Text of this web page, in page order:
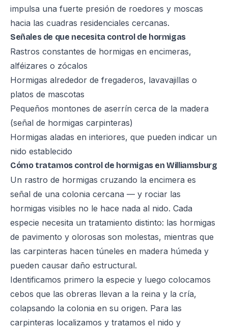
impulsa una fuerte presión de roedores y moscas
hacia las cuadras residenciales cercanas.
Señales de que necesita control de hormigas
Rastros constantes de hormigas en encimeras,
alféizares o zócalos
Hormigas alrededor de fregaderos, lavavajillas o
platos de mascotas
Pequeños montones de aserrín cerca de la madera
(señal de hormigas carpinteras)
Hormigas aladas en interiores, que pueden indicar un
nido establecido
Cómo tratamos control de hormigas en Williamsburg
Un rastro de hormigas cruzando la encimera es
señal de una colonia cercana — y rociar las
hormigas visibles no le hace nada al nido. Cada
especie necesita un tratamiento distinto: las hormigas
de pavimento y olorosas son molestas, mientras que
las carpinteras hacen túneles en madera húmeda y
pueden causar daño estructural.
Identificamos primero la especie y luego colocamos
cebos que las obreras llevan a la reina y la cría,
colapsando la colonia en su origen. Para las
carpinteras localizamos y tratamos el nido y